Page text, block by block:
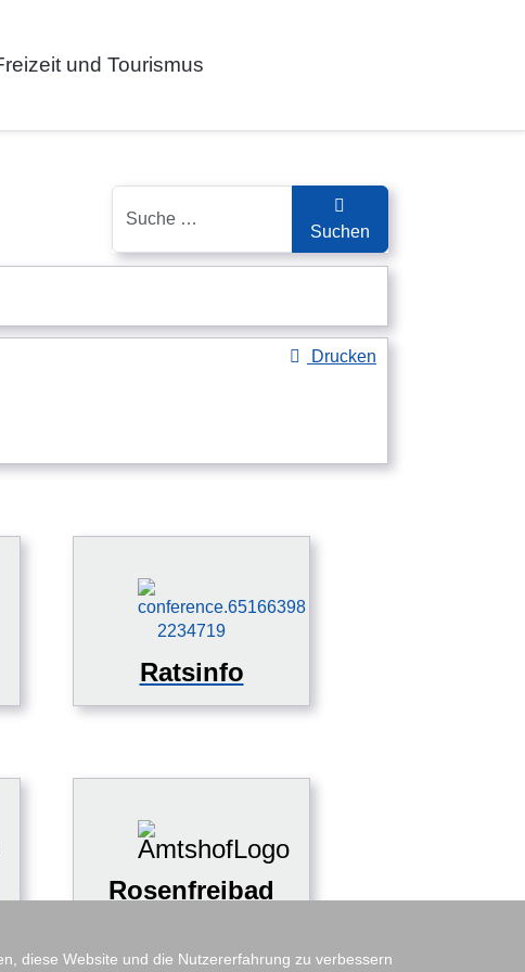
und Tourismus
Suchen
Drucken
Ratsinfo
Rosenfreibad
diese Website und die Nutzererfahrung zu verbessern